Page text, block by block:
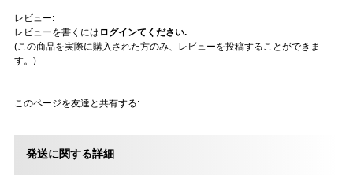
レビュー:
レビューを書くには ログインてください.
(この商品を実際に購入された方のみ、レビューを投稿することができま
す。)
このページを友達と共有する:
発送に関する詳細